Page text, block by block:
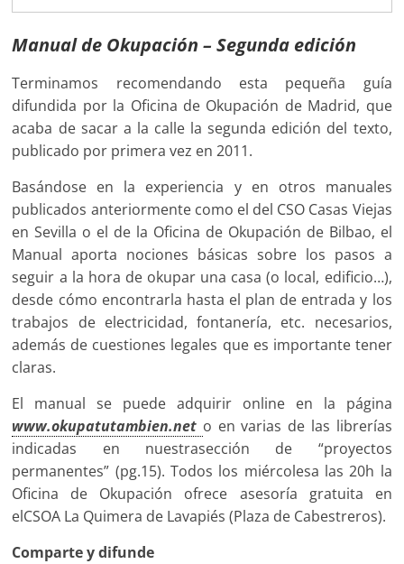
Manual de Okupación – Segunda edición
Terminamos recomendando esta pequeña guía
difundida por la Oficina de Okupación de Madrid, que
acaba de sacar a la calle la segunda edición del texto,
publicado por primera vez en 2011.
Basándose en la experiencia y en otros manuales
publicados anteriormente como el del CSO Casas Viejas
en Sevilla o el de la Oficina de Okupación de Bilbao, el
Manual aporta nociones básicas sobre los pasos a
seguir a la hora de okupar una casa (o local, edificio…),
desde cómo encontrarla hasta el plan de entrada y los
trabajos de electricidad, fontanería, etc. necesarios,
además de cuestiones legales que es importante tener
claras.
El manual se puede adquirir online en la página
www.okupatutambien.net o en varias de las librerías
indicadas en nuestrasección de “proyectos
permanentes” (pg.15). Todos los miércolesa las 20h la
Oficina de Okupación ofrece asesoría gratuita en
elCSOA La Quimera de Lavapiés (Plaza de Cabestreros).
Comparte y difunde